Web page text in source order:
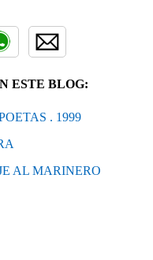
ESTE BLOG:
. 1999
AL MARINERO